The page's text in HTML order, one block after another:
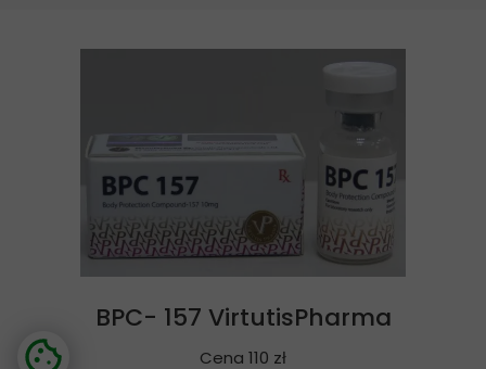
BPC- 157 VirtutisPharma
Cena 110 zł